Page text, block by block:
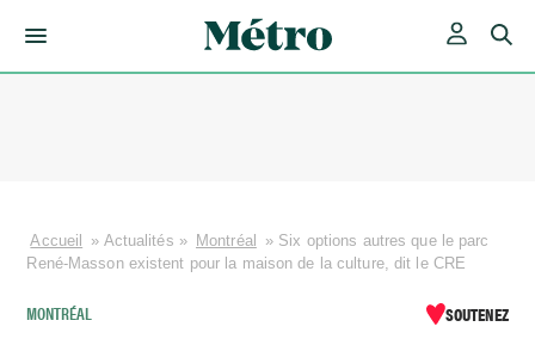
Accueil » Actualités » Montréal » Six options autres que le parc
René-Masson existent pour la maison de la culture, dit le CRE
MONTRÉAL SOUTENEZ